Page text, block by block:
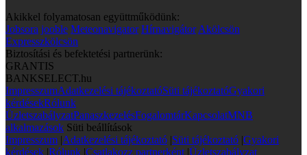
Akikkel folyamatosan együttműködünk:
Jobsora jooble Meteonavigator Hírnavigátor Akölcsön
Expresszkölcsön
Biztosítási és befektetési partnerünk:
GRANTIS
BANKSELECT.hu
ImpresszumAdatkezelési tájékoztatóSüti tájékoztatóGyakori
kérdésekRólunk
ÜzletszabályzatPanaszkezelésFogalomtárKapcsolatMNB
alkalmazások Süti beállítások
Impresszum |Adatkezelési tájékoztató |Süti tájékoztató |Gyakori
kérdések |Rólunk |Csatlakozz partnerként |Üzletszabályzat